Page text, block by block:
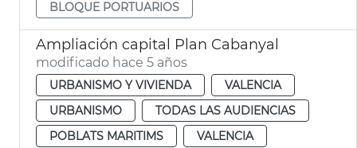
BLOQUE PORTUARIOS
Ampliación capital Plan Cabanyal
modificado hace 5 años
URBANISMO Y VIVIENDA
VALENCIA
URBANISMO
TODAS LAS AUDIENCIAS
POBLATS MARITIMS
VALENCIA